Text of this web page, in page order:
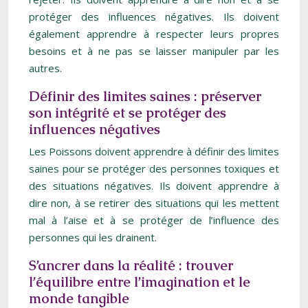
protéger des influences négatives. Ils doivent
également apprendre à respecter leurs propres
besoins et à ne pas se laisser manipuler par les
autres.
Définir des limites saines : préserver
son intégrité et se protéger des
influences négatives
Les Poissons doivent apprendre à définir des limites
saines pour se protéger des personnes toxiques et
des situations négatives. Ils doivent apprendre à
dire non, à se retirer des situations qui les mettent
mal à l’aise et à se protéger de l’influence des
personnes qui les drainent.
S’ancrer dans la réalité : trouver
l’équilibre entre l’imagination et le
monde tangible